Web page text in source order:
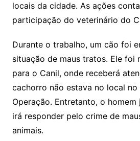
locais da cidade. As ações
participação do veterinário do
Durante o trabalho, um cão foi
situação de maus tratos. Ele foi
para o Canil, onde receberá
cachorro não estava no local no
Operação. Entretanto, o
irá responder pelo crime de
animais.